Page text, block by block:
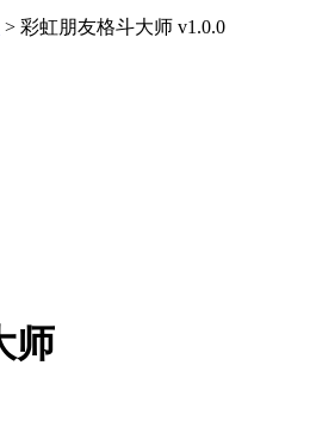
> 彩虹朋友格斗大师 v1.0.0
师